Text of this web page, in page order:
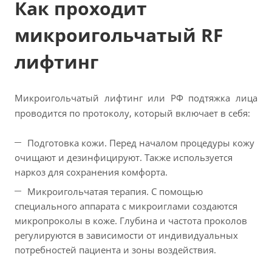
Как проходит
микроигольчатый RF
лифтинг
Микроигольчатый лифтинг или РФ подтяжка лица
проводится по протоколу, который включает в себя:
Подготовка кожи. Перед началом процедуры кожу
очищают и дезинфицируют. Также используется
наркоз для сохранения комфорта.
Микроигольчатая терапия. С помощью
специального аппарата с микроиглами создаются
микропроколы в коже. Глубина и частота проколов
регулируются в зависимости от индивидуальных
потребностей пациента и зоны воздействия.